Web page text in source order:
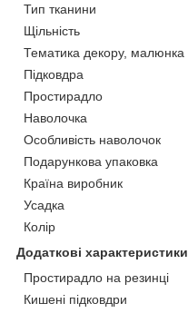
Тип тканини
Щільність
Тематика декору, малюнка
Підковдра
Простирадло
Наволочка
Особливість наволочок
Подарункова упаковка
Країна виробник
Усадка
Колір
Додаткові характеристики
Простирадло на резинці
Кишені підковдри